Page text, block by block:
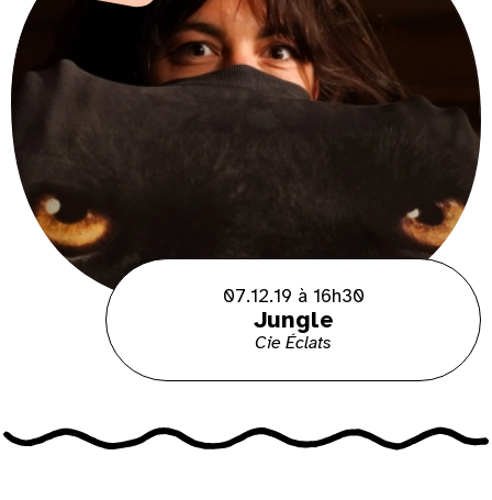
07.12.19 à 16h30
Jungle
Cie Éclats